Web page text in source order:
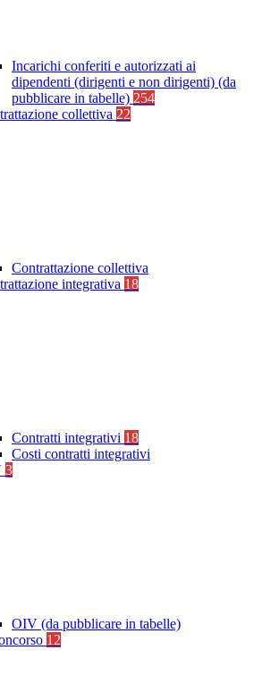
Incarichi conferiti e autorizzati ai
dipendenti (dirigenti e non dirigenti) (da
pubblicare in tabelle) 254
collettiva 22
Contrattazione collettiva
integrativa 18
Contratti integrativi 18
Costi contratti integrativi
3
OIV (da pubblicare in tabelle)
12